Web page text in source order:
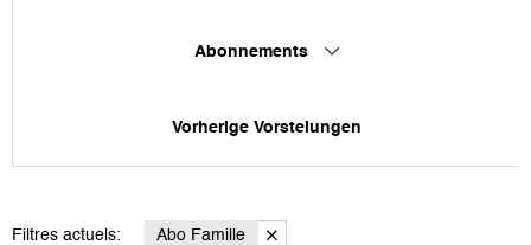
Abonnements
Vorherige Vorstelungen
Filtres actuels: Abo Famille